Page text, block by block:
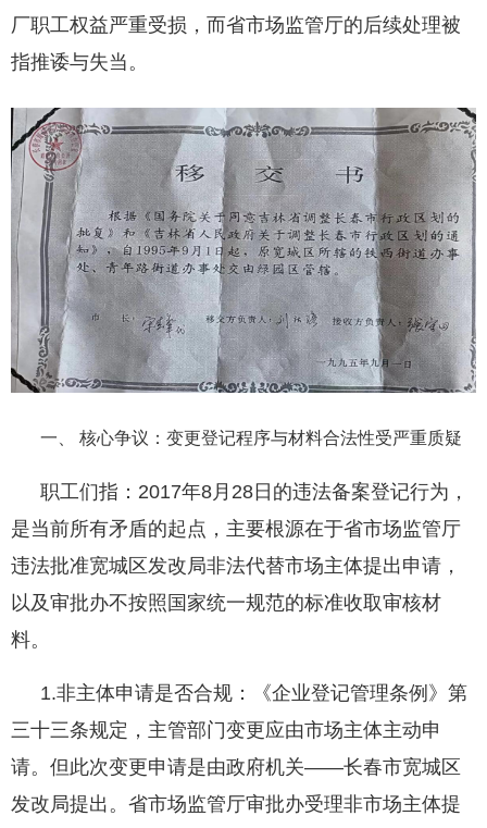
厂职工权益严重受损，而省市场监管厅的后续处理被
指推诿与失当。
一、 核心争议：变更登记程序与材料合法性受严重质疑
职工们指：2017年8月28日的违法备案登记行为，
是当前所有矛盾的起点，主要根源在于省市场监管厅
违法批准宽城区发改局非法代替市场主体提出申请，
以及审批办不按照国家统一规范的标准收取审核材
料。
1.非主体申请是否合规：《企业登记管理条例》第
三十三条规定，主管部门变更应由市场主体主动申
请。但此次变更申请是由政府机关——长春市宽城区
发改局提出。省市场监管厅审批办受理非市场主体提